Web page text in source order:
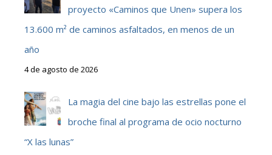
proyecto «Caminos que Unen» supera los
13.600 m² de caminos asfaltados, en menos de un
año
4 de agosto de 2026
La magia del cine bajo las estrellas pone el
broche final al programa de ocio nocturno
“X las lunas”